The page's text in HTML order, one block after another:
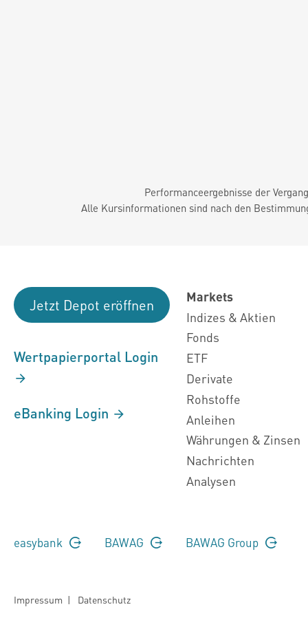
Performanceergebnisse der
Alle Kursinformationen sind nach den
Jetzt Depot eröffnen
Wertpapierportal Login
eBanking Login
Markets
Indizes & Aktien
Fonds
ETF
Derivate
Rohstoffe
Anleihen
Währungen & Zinsen
Nachrichten
Analysen
easybank BAWAG BAWAG Group
Impressum | Datenschutz